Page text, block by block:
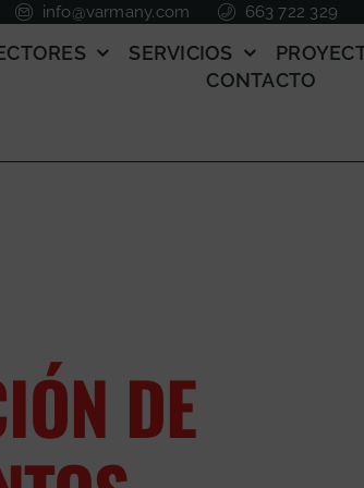
info@varmany.com 663 722 329
SERVICIOS
CONTACTO
DE